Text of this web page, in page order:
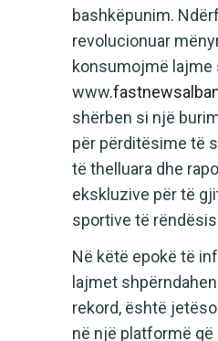
bashkëpunim.
revolucionuar
konsumojmë lajme
www.
shërben si një
për përditësime të
të thelluara dhe
ekskluzive për të
sportive të
Në këtë epokë të
lajmet
rekord, është
në një platformë që